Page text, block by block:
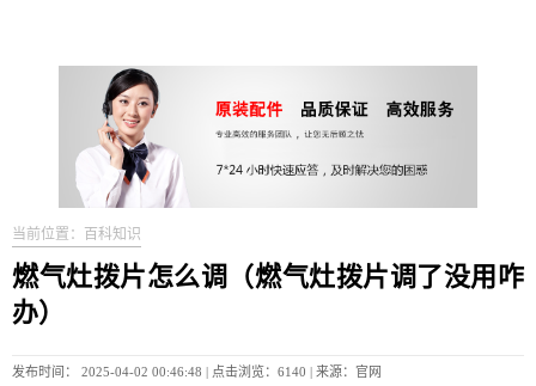
当前位置：百科知识
燃气灶拨片怎么调（燃气灶拨片调了没用咋
办）
发布时间： 2025-04-02 00:46:48 | 点击浏览：6140 | 来源：官网